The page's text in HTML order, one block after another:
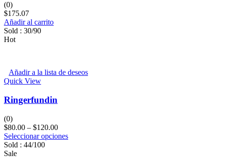
(0)
$175.07
Añadir al carrito
Sold : 30/90
Hot
Añadir a la lista de deseos
Quick View
Ringerfundin
(0)
$80.00 – $120.00
Seleccionar opciones
Sold : 44/100
Sale